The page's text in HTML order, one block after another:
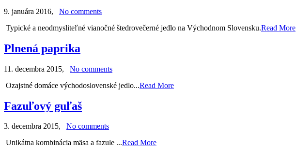
9. januára 2016,
No comments
Typické a neodmysliteľné vianočné štedrovečerné jedlo na Východnom Slovensku.Read More
Plnená paprika
11. decembra 2015,
No comments
Ozajstné domáce východoslovenské jedlo...Read More
Fazuľový guľaš
3. decembra 2015,
No comments
Unikátna kombinácia mäsa a fazule ...Read More